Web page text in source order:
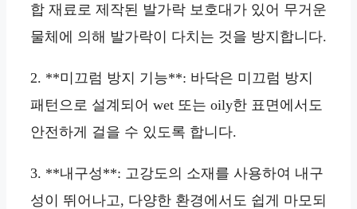
합 재료로 제작된 발가락 보호대가 있어 무거운
물체에 의해 발가락이 다치는 것을 방지합니다.
2. **미끄럼 방지 기능**: 바닥은 미끄럼 방지
패턴으로 설계되어 wet 또는 oily한 표면에서도
안전하게 걸을 수 있도록 합니다.
3. **내구성**: 고강도의 소재를 사용하여 내구
성이 뛰어나고, 다양한 환경에서도 쉽게 마모되